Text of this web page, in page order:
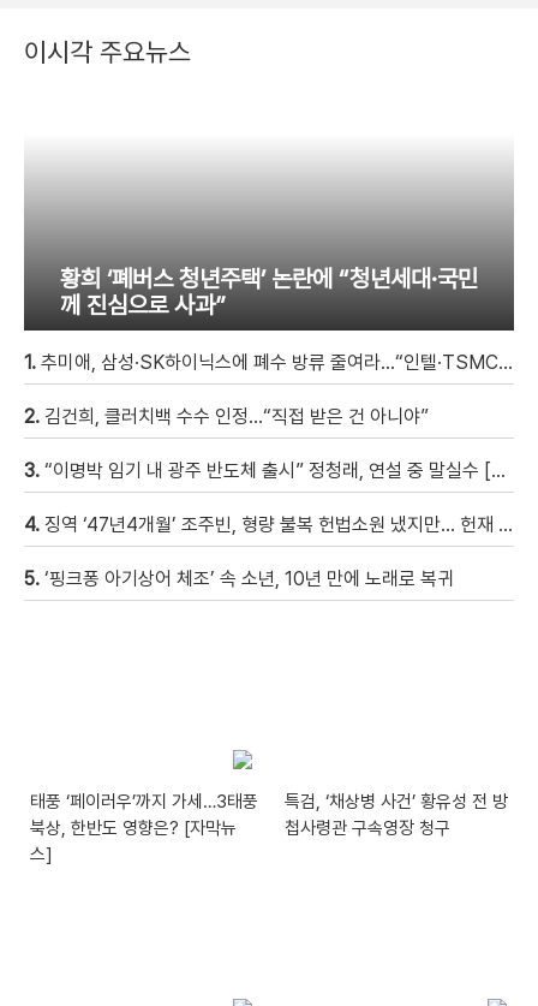
이시각 주요뉴스
황희 ‘폐버스 청년주택’ 논란에 “청년세대·국민
께 진심으로 사과”
1. 추미애, 삼성·SK하이닉스에 폐수 방류 줄여라…“인텔·TSMC와 정반대”
2. 김건희, 클러치백 수수 인정…“직접 받은 건 아니야”
3. “이명박 임기 내 광주 반도체 출시” 정청래, 연설 중 말실수 [현장영상]
4. 징역 ‘47년4개월’ 조주빈, 형량 불복 헌법소원 냈지만… 헌재 “합헌”
5. ‘핑크퐁 아기상어 체조’ 속 소년, 10년 만에 노래로 복귀
태풍 ‘페이러우’까지 가세…3태풍
북상, 한반도 영향은? [자막뉴
스]
특검, ‘채상병 사건’ 황유성 전 방
첩사령관 구속영장 청구